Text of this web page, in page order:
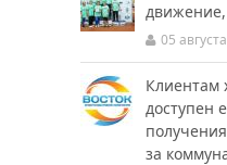
05
Клиентам
доступен
за